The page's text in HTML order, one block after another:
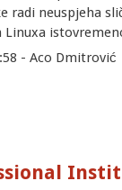
radi neuspjeha
Linuxa
- Aco Dmitrović